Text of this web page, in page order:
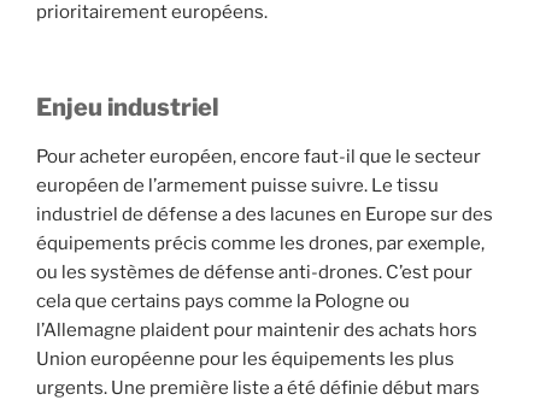
prioritairement européens.
Enjeu industriel
Pour acheter européen, encore faut-il que le secteur
européen de l’armement puisse suivre. Le tissu
industriel de défense a des lacunes en Europe sur des
équipements précis comme les drones, par exemple,
ou les systèmes de défense anti-drones. C’est pour
cela que certains pays comme la Pologne ou
l’Allemagne plaident pour maintenir des achats hors
Union européenne pour les équipements les plus
urgents. Une première liste a été définie début mars